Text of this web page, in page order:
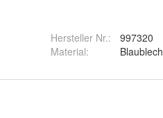
Hersteller Nr.:
997320
Material: Blaublech